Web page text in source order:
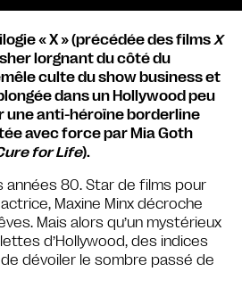
« X » (précédée des filmsX
lorgnant du côté du
culte du show business et
dans un Hollywood peu
une anti-héroïne borderline
avec force par Mia Goth
for Life).
années 80. Star de films pour
Maxine Minx décroche
Mais alors qu’un mystérieux
d’Hollywood, des indices
dévoiler le sombre passé de